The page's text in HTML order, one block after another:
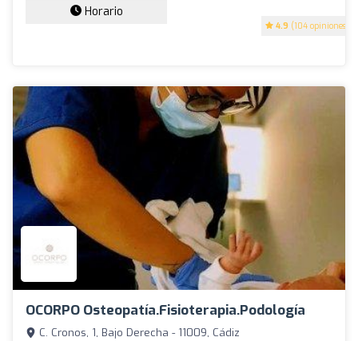
4.9 (104 opiniones)
Horario
OCORPO Osteopatía.Fisioterapia.Podología
C. Cronos, 1, Bajo Derecha - 11009, Cádiz